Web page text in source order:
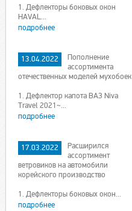
1. Дефлекторы боковых окон
HAVAL...
подробнее
13.04.2022
Пополнение
ассортимента
отечественных моделей мухобоек
1. Дефлектор капота ВАЗ Niva
Travel 2021~...
подробнее
17.03.2022
Расширился
ассортимент
ветровиков на автомобили
корейского производство
1. Дефлекторы боковых окон...
подробнее